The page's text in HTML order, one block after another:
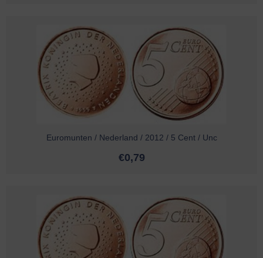
Euromunten / Nederland / 2012 / 5 Cent / Unc
€0,79